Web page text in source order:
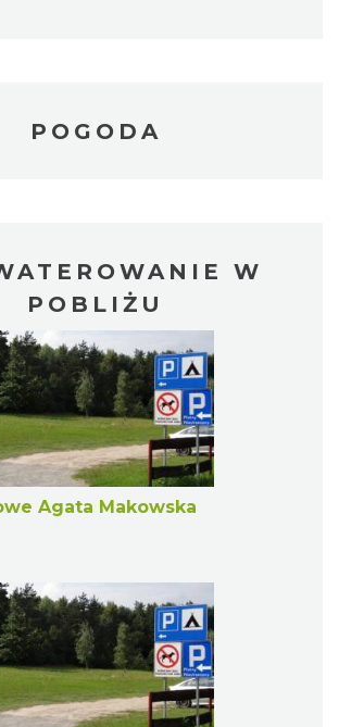
POGODA
W
POBLIŻU
Agata Makowska